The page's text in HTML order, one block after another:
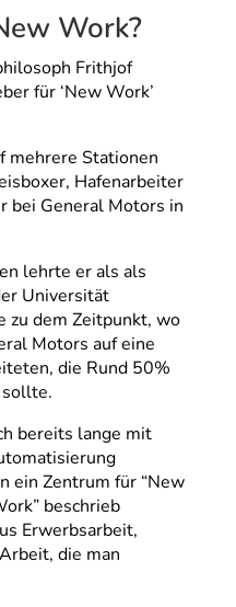
Work?
Frithjof
für ‘New Work’
mehrere Stationen
Hafenarbeiter
bei General Motors in
lehrte er als als
Universität
zu dem Zeitpunkt, wo
Motors auf eine
die Rund 50%
bereits lange mit
ein Zentrum für “New
beschrieb
Erwerbsarbeit,
die man